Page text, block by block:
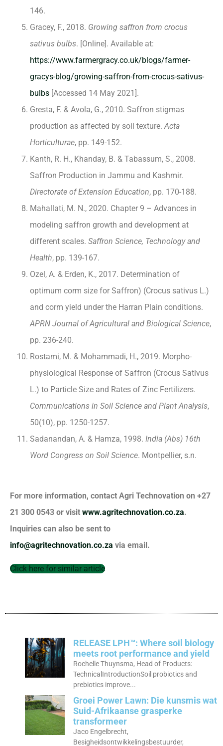
146.
Gracey, F., 2018. Growing saffron from crocus
sativus bulbs. [Online]. Available at:
https://www.farmergracy.co.uk/blogs/farmer-
gracys-blog/growing-saffron-from-crocus-sativus-
bulbs [Accessed 14 May 2021].
Gresta, F. & Avola, G., 2010. Saffron stigmas
production as affected by soil texture.Acta
Horticulturae, pp. 149-152.
Kanth, R. H., Khanday, B. & Tabassum, S., 2008.
Saffron Production in Jammu and Kashmir.
Directorate of Extension Education, pp. 170-188.
Mahallati, M. N., 2020. Chapter 9 – Advances in
modeling saffron growth and development at
different scales. Saffron Science, Technology and
Health, pp. 139-167.
Ozel, A. & Erden, K., 2017. Determination of
optimum corm size for Saffron) (Crocus sativus L.)
and corm yield under the Harran Plain conditions.
APRN Journal of Agricultural and Biological Science,
pp. 236-240.
Rostami, M. & Mohammadi, H., 2019. Morpho-
physiological Response of Saffron (Crocus Sativus
L.) to Particle Size and Rates of Zinc Fertilizers.
Communications in Soil Science and Plant Analysis,
50(10), pp. 1250-1257.
Sadanandan, A. & Hamza, 1998. India (Abs) 16th
Word Congress on Soil Science. Montpellier, s.n.
For more information, contact Agri Technovation on +27
21 300 0543 or visit www.agritechnovation.co.za.
Inquiries can also be sent to
info@agritechnovation.co.za via email.
Click here for similar article
RELEASE LPH™: Where soil biology
meets root performance and yield
Rochelle Thuynsma, Head of Products:
TechnicalIntroductionSoil probiotics and
prebiotics improve...
Groei Power Lawn: Die kunsmis wat
Suid-Afrikaanse grasperke
transformeer
Jaco Engelbrecht,
Besigheidsontwikkelingsbestuurder,